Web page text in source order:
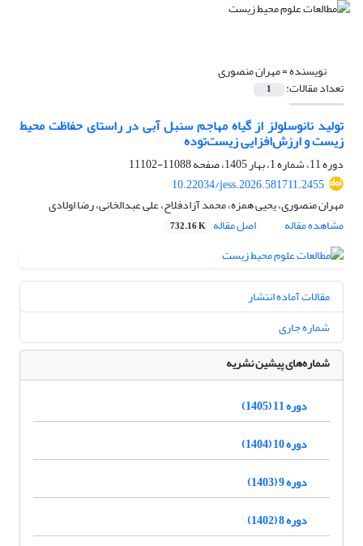
نویسنده =مهران منصوری
تعداد مقالات: 1
تولید نانوسلولز از گیاه مهاجم سنبل آبی در راستای حفاظت محیط
زیست و ارزش‌افزایی زیست‌توده
دوره 11، شماره 1، بهار 1405، صفحه
11088-11102
10.22034/jess.2026.581711.2455
مهران منصوری، یحیی همزه، محمد آزادفلاح، علی عبدالخانی، رضا اولادی
مشاهده مقاله
اصل مقاله 732.16 K
مقالات آماده انتشار
شماره جاری
شماره‌های پیشین نشریه
دوره 11 (1405)
دوره 10 (1404)
دوره 9 (1403)
دوره 8 (1402)